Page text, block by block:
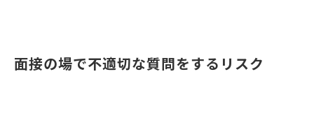
面接の場で不適切な質問をするリスク